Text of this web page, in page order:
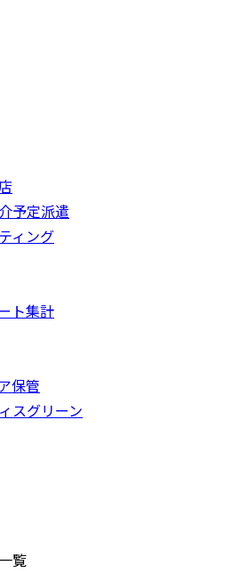
予定派遣
ィング
ト集計
保管
スグリーン
覧